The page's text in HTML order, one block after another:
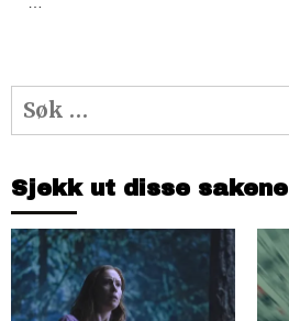
Søk
etter:
Sjekk ut disse sakene